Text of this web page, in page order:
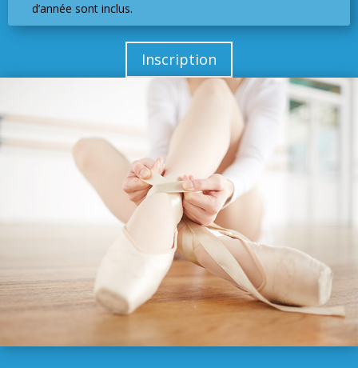
d’année sont inclus.
Inscription